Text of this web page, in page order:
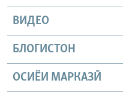
ВИДЕО
БЛОГИСТОН
ОСИЁИ МАРКАЗӢ